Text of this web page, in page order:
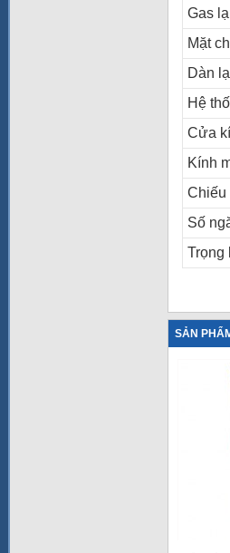
Gas
Mặt
Dàn
Hệ
Cửa
Kính
Chiếu
Số
Trọng
SẢN